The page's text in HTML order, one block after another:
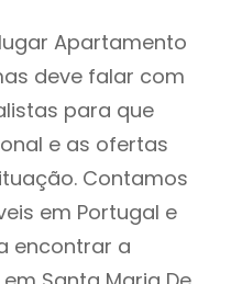
Apartamento
deve falar com
para que
e as ofertas
Contamos
em Portugal e
encontrar a